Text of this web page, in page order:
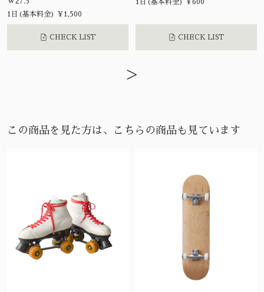
1日(基本料金) ¥1,500
CHECK LIST
1日(基本料金) ¥600
CHECK LIST
>
この商品を見た方は、こちらの商品も見ています